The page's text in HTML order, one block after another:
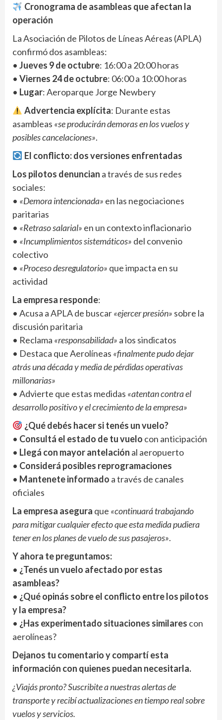
Cronograma de asambleas que afectan la
operación
La Asociación de Pilotos de Líneas Aéreas (APLA)
confirmó dos asambleas:
• Jueves 9 de octubre: 16:00 a 20:00 horas
• Viernes 24 de octubre: 06:00 a 10:00 horas
• Lugar: Aeroparque Jorge Newbery
Advertencia explícita: Durante estas
asambleas «se producirán demoras en los vuelos y
posibles cancelaciones».
El conflicto: dos versiones enfrentadas
Los pilotos denuncian a través de sus redes
sociales:
• «Demora intencionada» en las negociaciones
paritarias
• «Retraso salarial» en un contexto inflacionario
• «Incumplimientos sistemáticos» del convenio
colectivo
• «Proceso desregulatorio» que impacta en su
actividad
La empresa responde:
• Acusa a APLA de buscar«ejercer presión» sobre la
discusión paritaria
• Reclama «responsabilidad» a los sindicatos
• Destaca que Aerolíneas «finalmente pudo dejar
atrás una década y media de pérdidas operativas
millonarias»
• Advierte que estas medidas «atentan contra el
desarrollo positivo y el crecimiento de la empresa»
¿Qué debés hacer si tenés un vuelo?
• Consultá el estado de tu vuelo con anticipación
• Llegá con mayor antelación al aeropuerto
• Considerá posibles reprogramaciones
• Mantenete informado a través de canales
oficiales
La empresa asegura que «continuará trabajando
para mitigar cualquier efecto que esta medida pudiera
tener en los planes de vuelo de sus pasajeros».
Y ahora te preguntamos:
• ¿Tenés un vuelo afectado por estas
asambleas?
• ¿Qué opinás sobre el conflicto entre los pilotos
y la empresa?
• ¿Has experimentado situaciones similares con
aerolíneas?
Dejanos tu comentario y compartí esta
información con quienes puedan necesitarla.
¿Viajás pronto? Suscribite a nuestras alertas de
transporte y recibí actualizaciones en tiempo real sobre
vuelos y servicios.